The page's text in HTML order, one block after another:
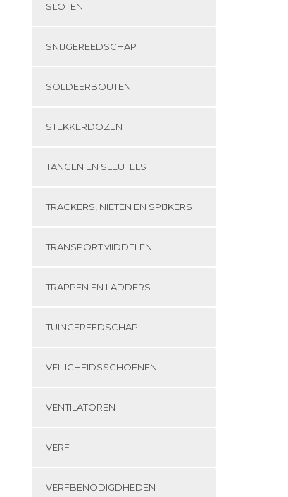
SLOTEN
SNIJGEREEDSCHAP
SOLDEERBOUTEN
STEKKERDOZEN
TANGEN EN SLEUTELS
TRACKERS, NIETEN EN SPIJKERS
TRANSPORTMIDDELEN
TRAPPEN EN LADDERS
TUINGEREEDSCHAP
VEILIGHEIDSSCHOENEN
VENTILATOREN
VERF
VERFBENODIGDHEDEN